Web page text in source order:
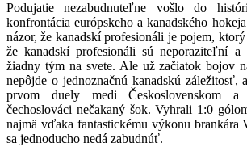
Podujatie nezabudnuteľne vošlo do
konfrontácia európskeho a kanadského
názor, že kanadskí profesionáli je pojem,
že kanadskí profesionáli sú neporaziteľní
žiadny tým na svete. Ale už začiatok bojov
nepôjde o jednoznačnú kanadskú záležitosť,
prvom duely medi Československom a
čechoslováci nečakaný šok. Vyhrali 1:0
najmä vďaka fantastickému výkonu
sa jednoducho nedá zabudnúť.